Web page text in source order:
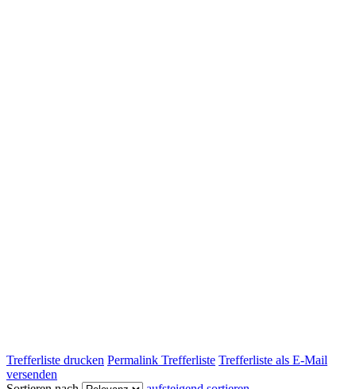
Trefferliste drucken Permalink Trefferliste Trefferliste als E-Mail
versenden